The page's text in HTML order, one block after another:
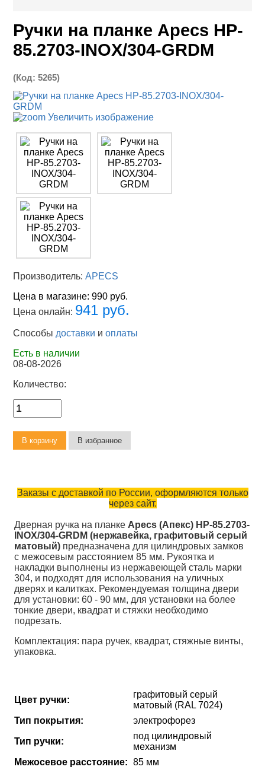
Ручки на планке Apecs HP-
85.2703-INOX/304-GRDM
(Код:5265)
Увеличить изображение
Производитель:APECS
Цена в магазине:990 руб.
Цена онлайн: 941 руб.
Способы доставки иоплаты
Есть в наличии
08-08-2026
Количество:
Заказы с доставкой по России, оформляются только
через сайт.
Дверная ручка на планке Apecs (Апекс) HP-85.2703-
INOX/304-GRDM (нержавейка, графитовый серый
матовый) предназначена для цилиндровых замков
с межосевым расстоянием 85 мм. Рукоятка и
накладки выполнены из нержавеющей сталь марки
304, и подходят для использования на уличных
дверях и калитках. Рекомендуемая толщина двери
для установки: 60 - 90 мм, для установки на более
тонкие двери, квадрат и стяжки необходимо
подрезать.
Комплектация: пара ручек, квадрат, стяжные винты,
упаковка.
Цвет ручки:
графитовый серый
матовый (RAL 7024)
Тип покрытия:
электрофорез
Тип ручки:
под цилиндровый
механизм
Межосевое расстояние:
85 мм